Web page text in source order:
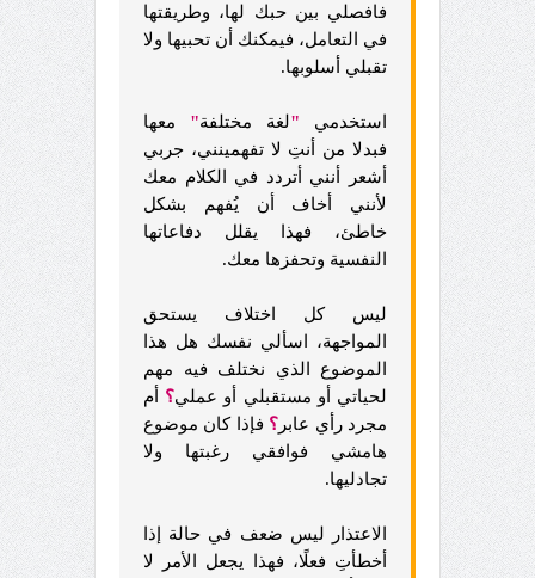
فافصلي بين حبك لها، وطريقتها
في التعامل، فيمكنك أن تحبيها ولا
تقبلي أسلوبها.
استخدمي "لغة مختلفة" معها
فبدلا من أنتِ لا تفهمينني، جربي
أشعر أنني أتردد في الكلام معك
لأنني أخاف أن يُفهم بشكل
خاطئ، فهذا يقلل دفاعاتها
النفسية وتحفزها معك.
ليس كل اختلاف يستحق
المواجهة، اسألي نفسك هل هذا
الموضوع الذي نختلف فيه مهم
لحياتي أو مستقبلي أو عملي؟ أم
مجرد رأي عابر ؟ فإذا كان موضوع
هامشي فوافقي رغبتها ولا
تجادليها.
الاعتذار ليس ضعف في حالة إذا
أخطأتِ فعلًا، فهذا يجعل الأمر لا